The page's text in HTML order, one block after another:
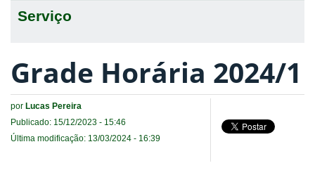
Serviço
Grade Horária 2024/1
por Lucas Pereira
Publicado: 15/12/2023 - 15:46
Última modificação: 13/03/2024 - 16:39